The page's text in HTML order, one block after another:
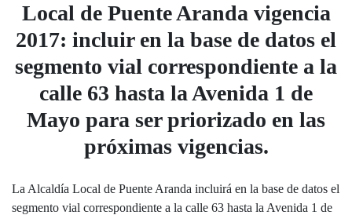
Local de Puente Aranda vigencia
2017: incluir en la base de datos el
segmento vial correspondiente a la
calle 63 hasta la Avenida 1 de
Mayo para ser priorizado en las
próximas vigencias.
La Alcaldía Local de Puente Aranda incluirá en la base de datos el
segmento vial correspondiente a la calle 63 hasta la Avenida 1 de